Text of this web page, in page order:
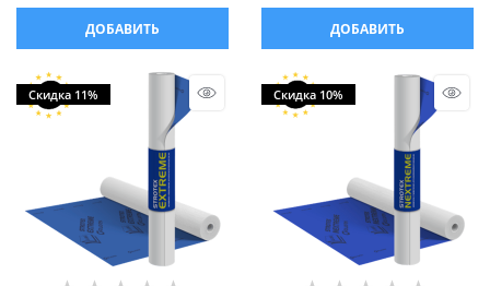
ДОБАВИТЬ ДОБАВИТЬ
Скидка 11% Скидка 10%